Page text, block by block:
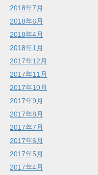
2018年7月
2018年6月
2018年4月
2018年1月
2017年12月
2017年11月
2017年10月
2017年9月
2017年8月
2017年7月
2017年6月
2017年5月
2017年4月